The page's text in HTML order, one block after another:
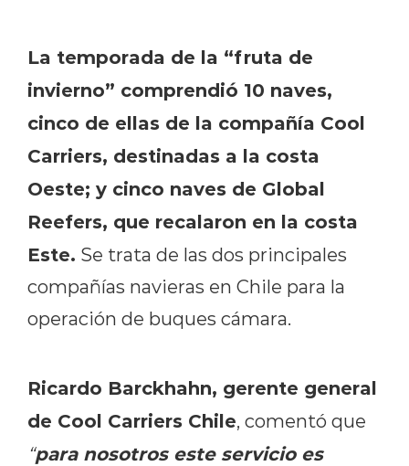
La temporada de la “fruta de
invierno” comprendió 10 naves,
cinco de ellas de la compañía Cool
Carriers, destinadas a la costa
Oeste; y cinco naves de Global
Reefers, que recalaron en la costa
Este. Se trata de las dos principales
compañías navieras en Chile para la
operación de buques cámara.
Ricardo Barckhahn, gerente general
de Cool Carriers Chile, comentó que
“para nosotros este servicio es